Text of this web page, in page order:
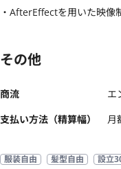
・AfterEffectを用いた映像
その他
商流
エ
支払い方法（精算幅）
月
服装自由 髪型自由 設立